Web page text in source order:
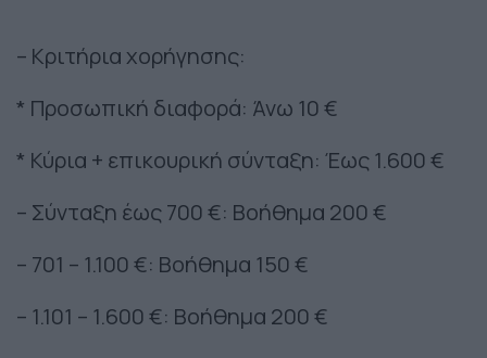
– Κριτήρια χορήγησης:
* Προσωπική διαφορά: Άνω 10 €
* Κύρια + επικουρική σύνταξη: Έως 1.600 €
– Σύνταξη έως 700 €: Βοήθημα 200 €
– 701 – 1.100 €: Βοήθημα 150 €
– 1.101 – 1.600 €: Βοήθημα 200 €